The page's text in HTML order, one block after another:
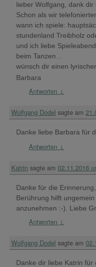
lieber Wolfgang, dank
Schon als wir
wann ich spiele:
stundenland Treibholz
und ich liebe
beim Tanzen…
wünsch dir einen
Barbara
Antworten ↓
Wolfgang Dodel sagte am
Danke liebe Barbara für
Antworten ↓
Katrin sagte am 02.11.2016
Danke für die
Berührung hilft
anzunehmen :-). Liebe
Antworten ↓
Wolfgang Dodel sagte am
Danke dir liebe Katrin für